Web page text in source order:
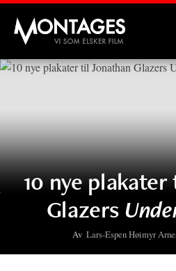
Montages
10 nye
Glazers
Av Lars-Espen Høimyr